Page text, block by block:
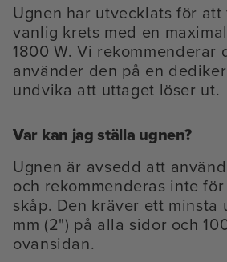
Ugnen har utvecklats för
vanlig krets med en
1800 W. Vi rekommenderar
använder den på en
undvika att uttaget löser ut.
Var kan jag ställa ugnen?
Ugnen är avsedd att
och rekommenderas inte
skåp. Den kräver ett minsta
mm (2") på alla sidor och
ovansidan.